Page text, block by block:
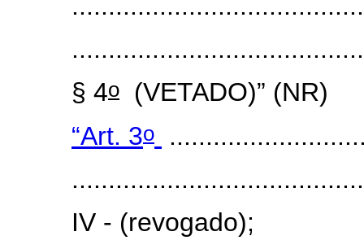
§ 4o (VETADO)” (NR)
“Art. 3o
IV - (revogado);